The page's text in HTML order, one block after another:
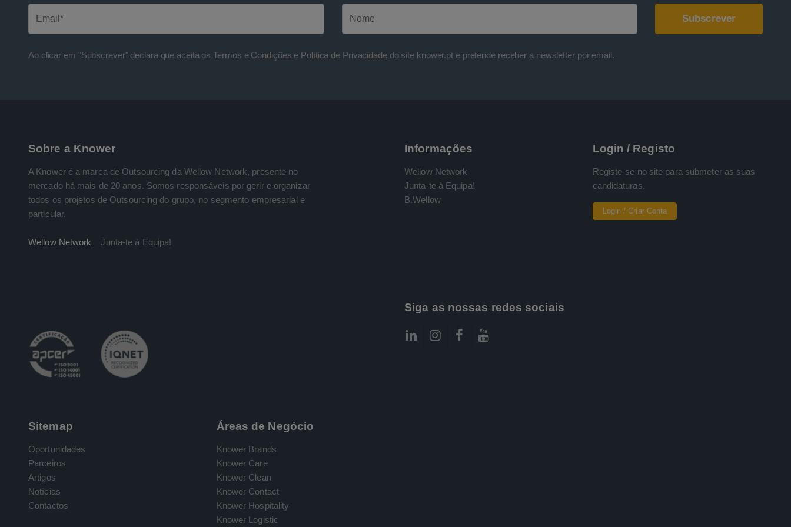
Ao clicar em "Subscrever" declara que aceita osTermos e Condições e Política de Privacidadedo site knower.pt e pretende receber a newsletter por email.
Sobre a Knower
A Knower é a marca de Outsourcing da Wellow Network, presente no
mercado há mais de 20 anos. Somos responsáveis por gerir e organizar
todos os projetos de Outsourcing do grupo, no segmento empresarial e
particular.
Wellow Network Junta-te à Equipa!
Informações
Wellow Network
Junta-te à Equipa!
B.Wellow
Login / Registo
Registe-se no site para submeter as suas
candidaturas.
Login / Criar Conta
Sitemap
Oportunidades
Parceiros
Artigos
Notícias
Contactos
Áreas de Negócio
Knower Brands
Knower Care
Knower Clean
Knower Contact
Knower Hospitality
Knower Logistic
Siga as nossas redes sociais